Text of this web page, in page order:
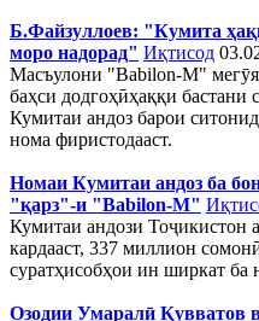
Б.Файзуллоев: "Кумита
моро надорад" Иқтисод
Масъулони "Babilon-M"
баҳси додгоҳӣҳаққи бастани
Кумитаи андоз барои
нома фиристодааст.
Номаи Кумитаи андоз ба
"қарз"-и "Babilon-M"
Кумитаи андози Тоҷикистон
кардааст, 337 миллион
суратҳисобҳои ин ширкат ба
Озодии Умаралӣ Қувватов